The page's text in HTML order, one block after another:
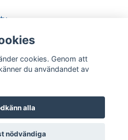
cookies. Genom att
du användandet av
alla
nödvändiga